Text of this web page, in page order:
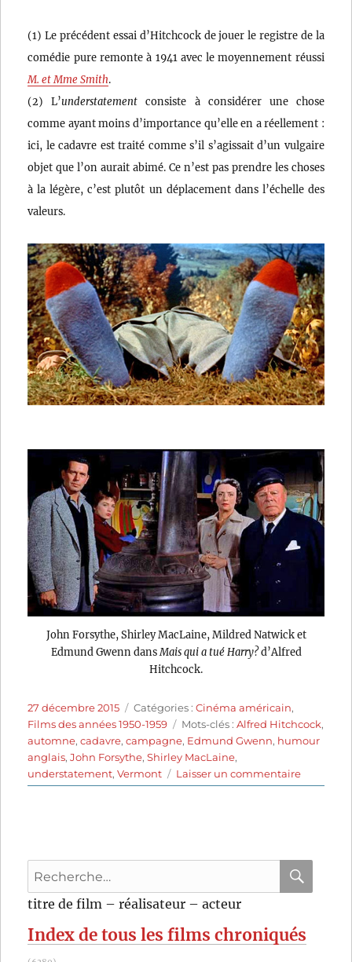
(1) Le précédent essai d’Hitchcock de jouer le registre de la
comédie pure remonte à 1941 avec le moyennement réussi
M. et Mme Smith.
(2) L’understatement consiste à considérer une chose
comme ayant moins d’importance qu’elle en a réellement :
ici, le cadavre est traité comme s’il s’agissait d’un vulgaire
objet que l’on aurait abimé. Ce n’est pas prendre les choses
à la légère, c’est plutôt un déplacement dans l’échelle des
valeurs.
John Forsythe, Shirley MacLaine, Mildred Natwick et
Edmund Gwenn dans Mais qui a tué Harry?d’Alfred
Hitchcock.
Publié
le
27 décembre 2015 Catégories
Catégories :Cinéma américain,
Films des années 1950-1959
Étiquettes
Mots-clés :Alfred Hitchcock,
automne,cadavre,campagne, Edmund Gwenn, humour
anglais,John Forsythe,Shirley MacLaine,
understatement,Vermont Laisser un commentairesur
Mais
(1955)
Recherche
pour
:
titre de film – réalisateur – acteur
Index de tous les films chroniqués